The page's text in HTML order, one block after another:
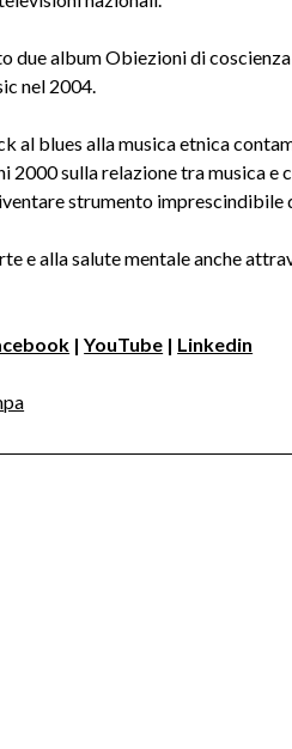
due album Obiezioni di
nel 2004.
al blues alla musica etnica
2000 sulla relazione tra musica e
strumento imprescindibile
e alla salute mentale anche
|YouTube | Linkedin